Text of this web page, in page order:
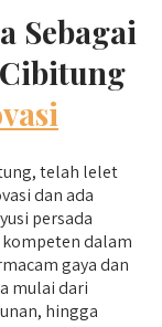
Sebagai
telah lelet
dan ada
persada
dalam
gaya dan
mulai dari
hingga